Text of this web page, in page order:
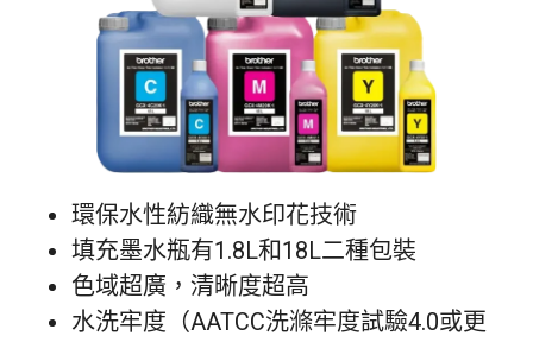
環保水性紡織無水印花技術
填充墨水瓶有1.8L和18L二種包裝
色域超廣，清晰度超高
水洗牢度（AATCC洗滌牢度試驗4.0或更